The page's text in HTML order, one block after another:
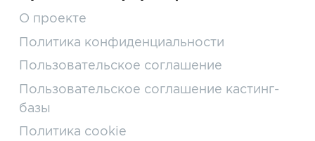
О проекте
Политика конфиденциальности
Пользовательское соглашение
Пользовательское соглашение кастинг-
базы
Политика cookie